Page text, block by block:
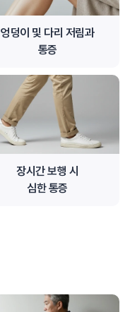
엉덩이 및 다리 저림과
통증
장시간 보행 시
심한 통증